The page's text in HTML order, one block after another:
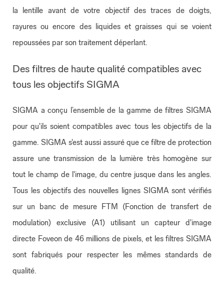
la lentille avant de votre objectif des traces de doigts,
rayures ou encore des liquides et graisses qui se voient
repoussées par son traitement déperlant.
Des filtres de haute qualité compatibles avec
tous les objectifs SIGMA
SIGMA a conçu l’ensemble de la gamme de filtres SIGMA
pour qu'ils soient compatibles avec tous les objectifs de la
gamme. SIGMA s'est aussi assuré que ce filtre de protection
assure une transmission de la lumière très homogène sur
tout le champ de l'image, du centre jusque dans les angles.
Tous les objectifs des nouvelles lignes SIGMA sont vérifiés
sur un banc de mesure FTM (Fonction de transfert de
modulation) exclusive (A1) utilisant un capteur d'image
directe Foveon de 46 millions de pixels, et les filtres SIGMA
sont fabriqués pour respecter les mêmes standards de
qualité.